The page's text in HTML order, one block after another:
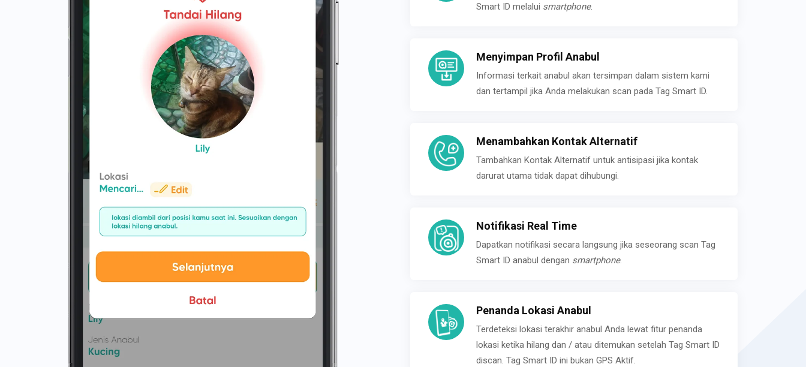
Smart ID melalui smartphone.
Menyimpan Profil Anabul
Informasi terkait anabul akan tersimpan dalam sistem kami
dan tertampil jika Anda melakukan scan pada Tag Smart ID.
Menambahkan Kontak Alternatif
Tambahkan Kontak Alternatif untuk antisipasi jika kontak
darurat utama tidak dapat dihubungi.
Notifikasi Real Time
Dapatkan notifikasi secara langsung jika seseorang scan Tag
Smart ID anabul dengan smartphone.
Penanda Lokasi Anabul
Terdeteksi lokasi terakhir anabul Anda lewat fitur penanda
lokasi ketika hilang dan / atau ditemukan setelah Tag Smart ID
discan. Tag Smart ID ini bukan GPS Aktif.